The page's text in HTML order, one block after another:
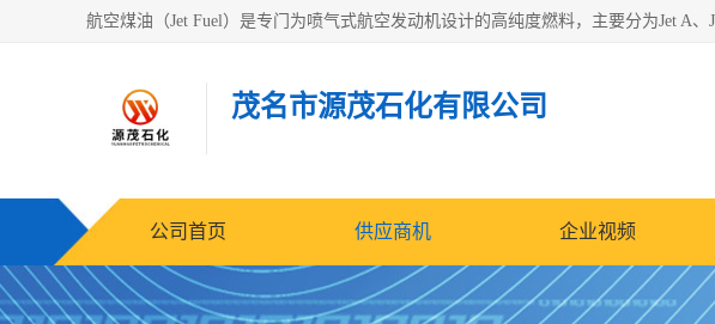
茂名市源茂石化有限公司
公司首页 供应商机 企业视频